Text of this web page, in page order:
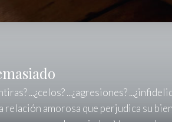
...¿celos? ...¿agresiones?
relación amorosa que perjudica su